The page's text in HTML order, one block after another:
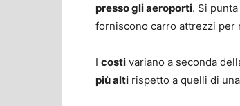
presso gli aeroporti. Si
forniscono carro attrezzi per
I costi variano a seconda
più alti rispetto a quelli di